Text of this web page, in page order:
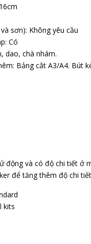
sơn): Không yêu cầu
Có
dao, chà nhám.
Bảng cắt A3/A4. Bút
động và có độ chi tiết ở
để tăng thêm độ chi
kits